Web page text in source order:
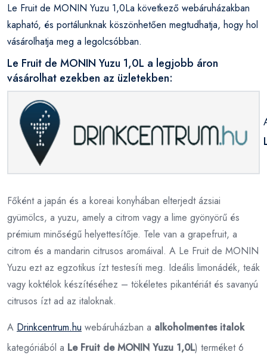
Le Fruit de MONIN Yuzu 1,0La következő webáruházakban
kapható, és portálunknak köszönhetően megtudhatja, hogy hol
vásárolhatja meg a legolcsóbban.
Le Fruit de MONIN Yuzu 1,0L a legjobb áron
vásárolhat ezekben az üzletekben:
Főként a japán és a koreai konyhában elterjedt ázsiai
gyümölcs, a yuzu, amely a citrom vagy a lime gyönyörű és
prémium minőségű helyettesítője. Tele van a grapefruit, a
citrom és a mandarin citrusos aromáival. A Le Fruit de MONIN
Yuzu ezt az egzotikus ízt testesíti meg. Ideális limonádék, teák
vagy koktélok készítéséhez – tökéletes pikantériát és savanyú
citrusos ízt ad az italoknak.
A Drinkcentrum.hu webáruházban a alkoholmentes italok
kategóriából a Le Fruit de MONIN Yuzu 1,0L) terméket 6